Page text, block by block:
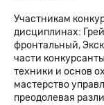
Участникам
дисциплинах:
фронтальный,
части
техники и основ
мастерство
преодолевая